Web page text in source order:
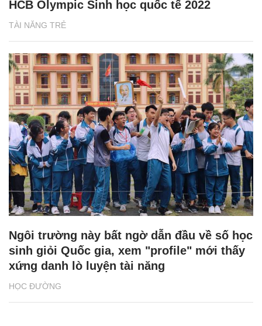
TÀI NĂNG TRẺ
HCB Olympic Sinh học quốc tế 2022
HỌC ĐƯỜNG
Ngôi trường này bất ngờ dẫn đầu về số học
sinh giỏi Quốc gia, xem "profile" mới thấy
xứng danh lò luyện tài năng